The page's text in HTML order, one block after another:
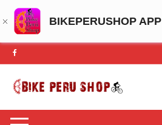
BIKEPERUSHOP APP
Saltar
al
contenido